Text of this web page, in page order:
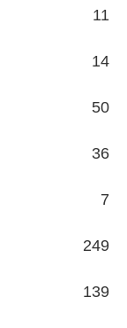
11
14
50
36
7
249
139